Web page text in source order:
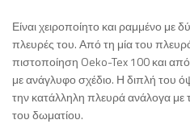
Είναι χειροποίητο και ραμμένο με
πλευρές του. Από τη μία του
πιστοποίηση Oeko-Tex 100 και
με ανάγλυφο σχέδιο. Η διπλή του
την κατάλληλη πλευρά ανάλογα με
του δωματίου.